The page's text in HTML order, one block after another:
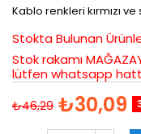
Kablo renkleri kırmızı
Stokta Bulunan
Stok rakamı
lütfen whatsapp
₺46,29 ₺30,09